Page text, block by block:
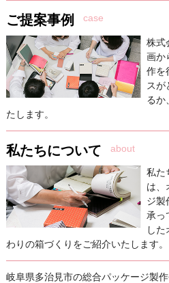
ご提案事例 case
株式
画か
作を
スが
るか
たします。
私たちについて about
私た
は、
ジ製
承っ
し
わりの箱づくりをご紹介いたします。
岐阜県多治見市の総合パッケージ製